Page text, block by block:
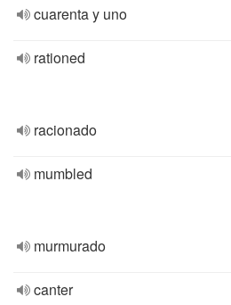
cuarenta y uno
rationed
racionado
mumbled
murmurado
canter